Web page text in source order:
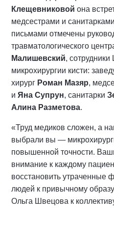
Клещевниковой она
медсестрами и
письмами отмечены
травматологического
Малишевский, сотрудники
микрохирургии кисти:
хирург Роман Мазяр,
и Яна Супрун, санитарки
Алина Разметова.
«Труд медиков сложен, а
выбрали вы —
повышенной точности.
внимание к каждому
восстановить утраченные
людей к привычному
Ольга Швецова к